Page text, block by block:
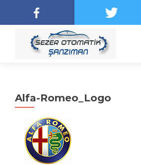
Alfa-Romeo_Logo